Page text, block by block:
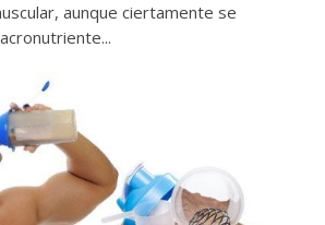
aunque ciertamente se